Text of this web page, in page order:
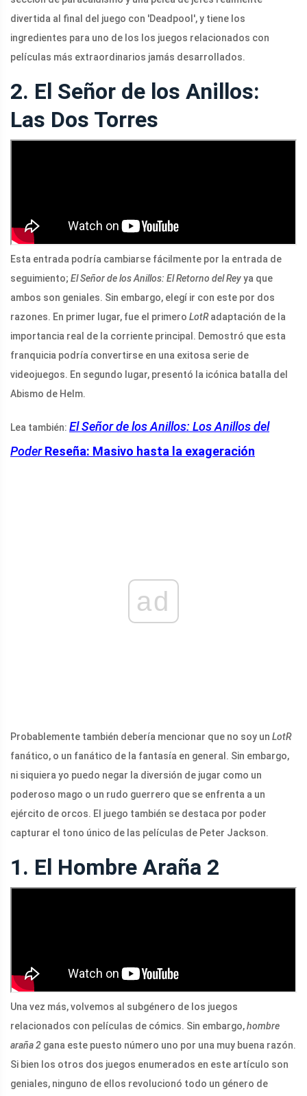
divertida al final del juego con 'Deadpool', y tiene los
ingredientes para uno de los los juegos relacionados con
películas más extraordinarios jamás desarrollados.
2. El Señor de los Anillos:
Las Dos Torres
Esta entrada podría cambiarse fácilmente por la entrada de
seguimiento; El Señor de los Anillos: El Retorno del Reyya que
ambos son geniales. Sin embargo, elegí ir con este por dos
razones. En primer lugar, fue el primero LotRadaptación de la
importancia real de la corriente principal. Demostró que esta
franquicia podría convertirse en una exitosa serie de
videojuegos. En segundo lugar, presentó la icónica batalla del
Abismo de Helm.
Lea también: El Señor de los Anillos: Los Anillos del
Poder Reseña: Masivo hasta la exageración
ad
Probablemente también debería mencionar que no soy un LotR
fanático, o un fanático de la fantasía en general. Sin embargo,
ni siquiera yo puedo negar la diversión de jugar como un
poderoso mago o un rudo guerrero que se enfrenta a un
ejército de orcos. El juego también se destaca por poder
capturar el tono único de las películas de Peter Jackson.
1. El Hombre Araña 2
Una vez más, volvemos al subgénero de los juegos
relacionados con películas de cómics. Sin embargo,hombre
araña 2 gana este puesto número uno por una muy buena razón.
Si bien los otros dos juegos enumerados en este artículo son
geniales, ninguno de ellos revolucionó todo un género de